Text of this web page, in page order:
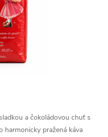
a čokoládovou chuť s
harmonicky pražená káva